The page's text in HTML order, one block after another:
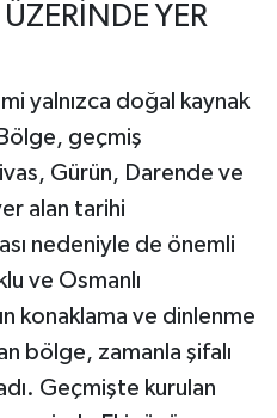
YER
yalnızca doğal kaynak
Bölge, geçmiş
Gürün, Darende ve
alan tarihi
nedeniyle de önemli
ve Osmanlı
konaklama ve dinlenme
bölge, zamanla şifalı
Geçmişte kurulan